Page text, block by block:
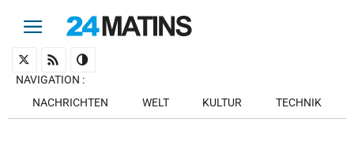
NAVIGATION :
NACHRICHTEN
WELT KULTUR TECHNIK